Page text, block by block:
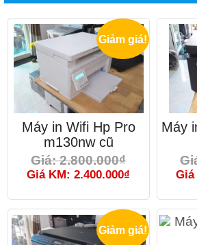
Giảm giá!
Máy in Wifi Hp Pro
m130nw cũ
Giá: 2.800.000₫
Giá KM: 2.400.000₫
Máy
Giá
Giảm giá!